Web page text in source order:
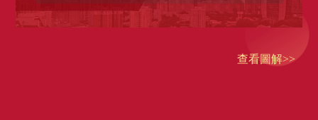
查看圖解>>